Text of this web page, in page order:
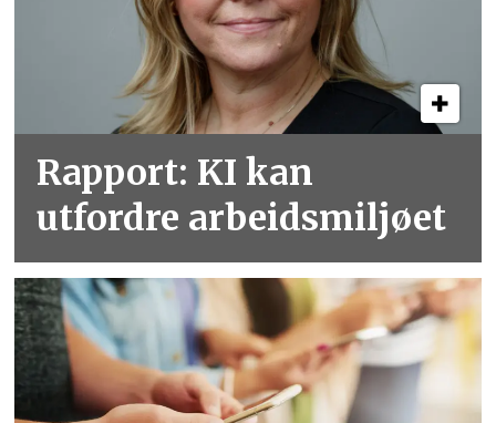
Rapport: KI kan
utfordre arbeidsmiljøet